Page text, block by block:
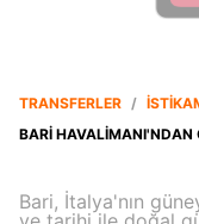
TRANSFERLER /
BARI HAVALIMANI'NDAN
Bari, İtalya'nın